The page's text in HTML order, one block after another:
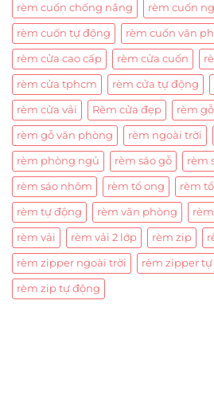
rèm cuốn chống nắng rèm cuốn
rèm cuốn tự động rèm cuốn văn
rèm cửa cao cấp rèm cửa cuốn
rèm cửa tphcm rèm cửa tự động
rèm cửa vải Rèm cửa đẹp rèm gỗ
rèm gỗ văn phòng rèm ngoài trời
rèm phòng ngủ rèm sáo gỗ rèm
rèm sáo nhôm rèm tổ ong rèm
rèm tự động rèm văn phòng
rèm vải rèm vải 2 lớp rèm zip
rèm zipper ngoài trời rèm zipper
rèm zip tự động